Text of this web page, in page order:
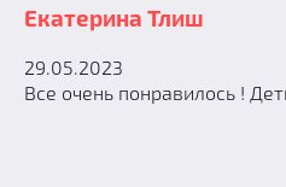
Екатерина Тлиш
29.05.2023
Все очень понравилось !